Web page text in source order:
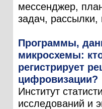
мессенджер,
задач,
Программы,
микросхемы:
регистрирует
цифровизации?
Институт
исследований и